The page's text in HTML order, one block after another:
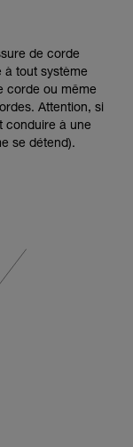
de corde
à tout système
corde ou même
Attention, si
conduire à une
se détend).